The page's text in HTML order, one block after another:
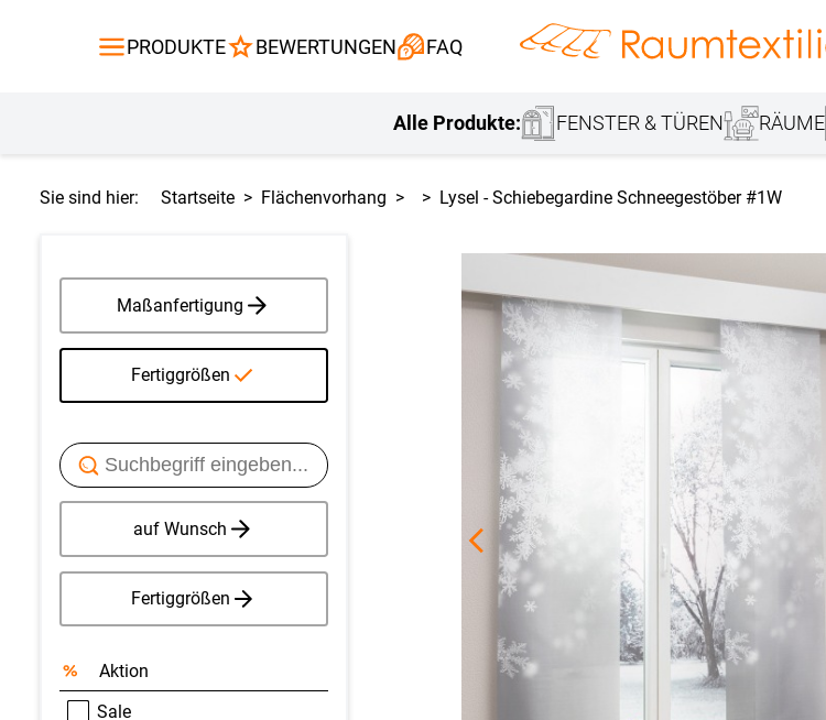
PRODUKTE BEWERTUNGEN FAQ
Alle Produkte: FENSTER & TÜREN
Gardinen Flächenvorhang Lamellenvorhang
RÄUME
Sie sind hier: Startseite Flächenvorhang Lysel - Schiebegardine Schneegestöber #1W
Maßanfertigung
Fertiggrößen
auf Wunsch
Fertiggrößen
Aktion
Sale